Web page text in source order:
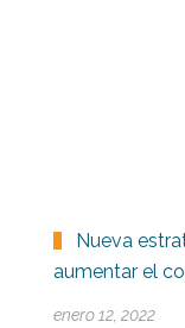
Nueva
aumentar el
enero 12, 2022